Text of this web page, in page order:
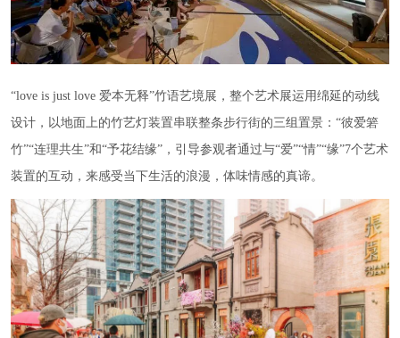
“love is just love 爱本无释”竹语艺境展，整个艺术展运用绵延的动线
设计，以地面上的竹艺灯装置串联整条步行街的三组置景：“彼爱箬
竹”“连理共生”和“予花结缘”，引导参观者通过与“爱”“情”“缘”7个艺术
装置的互动，来感受当下生活的浪漫，体味情感的真谛。